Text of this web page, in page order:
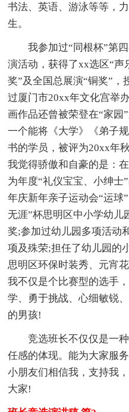
书法、英语、游泳等等，
生。
我参加过“同根杯”第
演活动，获得了xx选区“声
奖”及全国总展演“铜奖”，
过厦门市20xx年文化宫举
画作品还曾被荣登在“家园
一个能将《大学》《弟子
书的学员，被评为20xx年
我觉得骄傲和自豪的是：
为年度“礼仪宝宝、小绅士
年庆新年亲子运动会“运球
无涯”杯思明区中小学幼儿
奖;参加过幼儿园多项活动
项及殊荣;担任了幼儿园的
思明区环保时装秀、元宵
我不仅是个比赛型的选手
学、勇于挑战、心细敏锐
的男孩!
竞选班长不仅仅是一
任感的体现。能为大家服
小朋友们相信我，支持我
大家!